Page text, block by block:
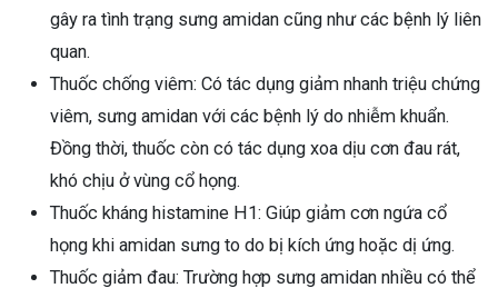
gây ra tình trạng sưng amidan cũng như các bệnh lý liên
quan.
Thuốc chống viêm: Có tác dụng giảm nhanh triệu chứng
viêm, sưng amidan với các bệnh lý do nhiễm khuẩn.
Đồng thời, thuốc còn có tác dụng xoa dịu cơn đau rát,
khó chịu ở vùng cổ họng.
Thuốc kháng histamine H1: Giúp giảm cơn ngứa cổ
họng khi amidan sưng to do bị kích ứng hoặc dị ứng.
Thuốc giảm đau: Trường hợp sưng amidan nhiều có thể